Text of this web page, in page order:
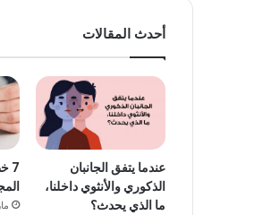
أحدث المقالات
عندما يتفق الجانبان
الذكوري والأنثوي داخلنا،
ما الذي يحدث؟
7